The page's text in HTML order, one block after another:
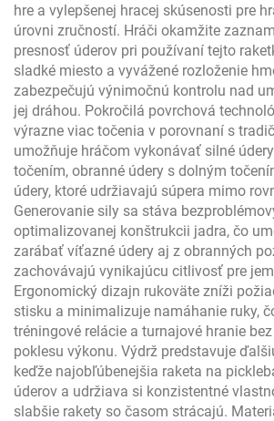
hre a vylepšenej hracej skúsenosti pre
úrovni zručností. Hráči okamžite
presnosť úderov pri používaní tejto
sladké miesto a vyvážené rozloženie
zabezpečujú výnimočnú kontrolu nad
jej dráhou. Pokročilá povrchová
výrazne viac točenia v porovnaní s
umožňuje hráčom vykonávať silné
točením, obranné údery s dolným
údery, ktoré udržiavajú súpera mimo
Generovanie sily sa stáva
optimalizovanej konštrukcii jadra, čo
zarábať víťazné údery aj z obranných
zachovávajú vynikajúcu citlivosť pre
Ergonomický dizajn rukoväte zníži
stisku a minimalizuje namáhanie ruky,
tréningové relácie a turnajové hranie
poklesu výkonu. Výdrž predstavuje
keďže najobľúbenejšia raketa na
úderov a udržiava si konzistentné
slabšie rakety so časom strácajú.